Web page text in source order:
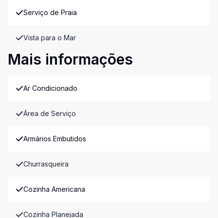
Serviço de Praia
Vista para o Mar
Mais informações
Ar Condicionado
Área de Serviço
Armários Embutidos
Churrasqueira
Cozinha Americana
Cozinha Planejada